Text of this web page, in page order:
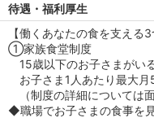
待遇・福利厚生
【働くあなたの食を支える3
①家族食堂制度
15歳以下のお子さまがい
お子さま1人あたり最大月
（制度の詳細については
◆職場でお子さまの食事を